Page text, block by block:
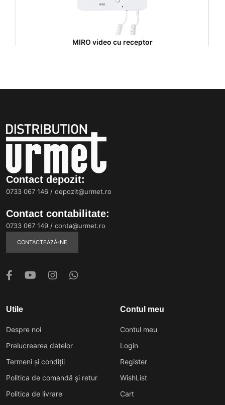
MIRO video cu receptor
Contact depozit:
0733 067 146 / depozit@urmet.ro
Contact contabilitate:
0733 067 149 / conta@urmet.ro
CONTACTEAZĂ-NE
Utile
Despre noi
Prelucrearea datelor
Termeni și condiții
Politica de comandă și retur
Politica de livrare
Contul meu
Contul meu
Login
Register
WishList
Cart